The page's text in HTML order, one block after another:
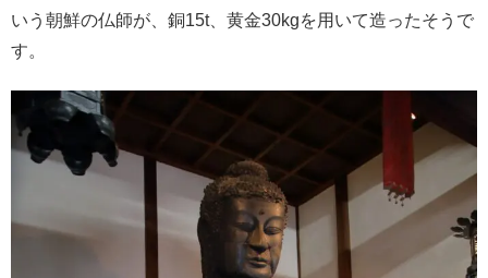
いう朝鮮の仏師が、銅15t、黄金30kgを用いて造ったそうで
す。